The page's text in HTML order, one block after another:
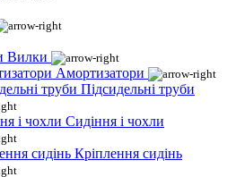
Вилки
Амортизатори
Підсидельні труби
Сидіння і чохли
Кріплення сидінь